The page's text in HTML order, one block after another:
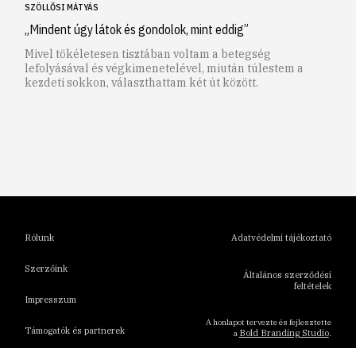
SZÖLLŐSI MÁTYÁS
„Mindent úgy látok és gondolok, mint eddig”
Mivel tökéletesen tisztában voltam a betegség
lefolyásával és végkimenetelével, miután túlestem a
kezdeti sokkon, választhattam két út között.
Rólunk
Szerzőink
Impresszum
Támogatók és partnerek
Adatvédelmi tájékoztató
Általános szerződési
feltételek
A honlapot tervezte és fejlesztette
a Bold Branding Studio.